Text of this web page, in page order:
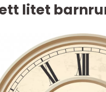
litet